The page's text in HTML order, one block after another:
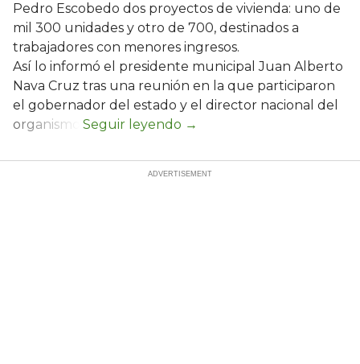
Pedro Escobedo dos proyectos de vivienda: uno de
mil 300 unidades y otro de 700, destinados a
trabajadores con menores ingresos.
Así lo informó el presidente municipal Juan Alberto
Nava Cruz tras una reunión en la que participaron
el gobernador del estado y el director nacional del
organismo.